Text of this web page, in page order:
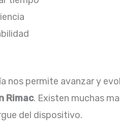
nos permite avanzar y
Rimac. Existen muchas
del dispositivo.